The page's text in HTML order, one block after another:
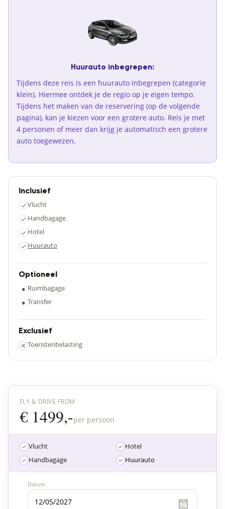
Huurauto inbegrepen:
Tijdens deze reis is een huurauto inbegrepen (categorie
klein). Hiermee ontdek je de regio op je eigen tempo.
Tijdens het maken van de reservering (op de volgende
pagina), kan je kiezen voor een grotere auto. Reis je met
4 personen of meer dan krijg je automatisch een grotere
auto toegewezen.
Inclusief
✓Vlucht
✓ Handbagage
✓ Hotel
✓ Huurauto
Optioneel
• Ruimbagage
• Transfer
Exclusief
× Toeristenbelasting
FLY & DRIVE FROM
€ 1499,-per persoon
Vlucht
Handbagage
Hotel
Huurauto
Datum